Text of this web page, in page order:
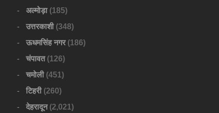
अल्मोड़ा(185)
उत्तरकाशी(348)
ऊधमसिंह नगर(186)
चंपावत(126)
चमोली(451)
टिहरी(260)
देहरादून(2,021)